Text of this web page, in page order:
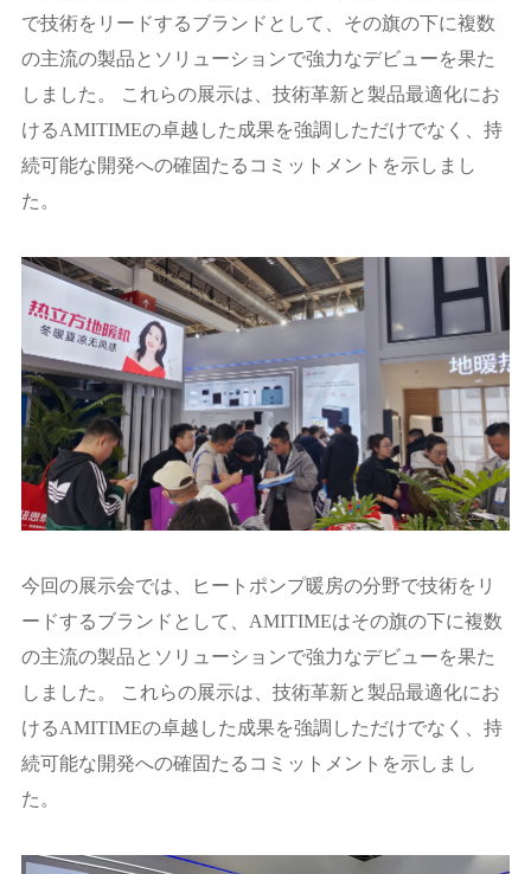
で技術をリードするブランドとして、その旗の下に複数
の主流の製品とソリューションで強力なデビューを果た
しました。 これらの展示は、技術革新と製品最適化にお
けるAMITIMEの卓越した成果を強調しただけでなく、持
続可能な開発への確固たるコミットメントを示しまし
た。
今回の展示会では、ヒートポンプ暖房の分野で技術をリ
ードするブランドとして、AMITIMEはその旗の下に複数
の主流の製品とソリューションで強力なデビューを果た
しました。 これらの展示は、技術革新と製品最適化にお
けるAMITIMEの卓越した成果を強調しただけでなく、持
続可能な開発への確固たるコミットメントを示しまし
た。